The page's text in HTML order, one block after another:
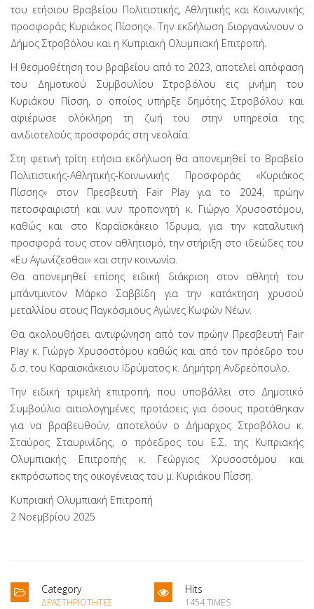
του ετήσιου Βραβείου Πολιτιστικής, Αθλητικής και Κοινωνικής
προσφοράς Κυριάκος Πίσσης». Την εκδήλωση διοργανώνουν ο
Δήμος Στροβόλου και η Κυπριακή Ολυμπιακή Επιτροπή.
Η θεσμοθέτηση του βραβείου από το 2023, αποτελεί απόφαση
του Δημοτικού Συμβουλίου Στροβόλου εις μνήμη του
Κυριάκου Πίσση, ο οποίος υπήρξε δημότης Στροβόλου και
αφιέρωσε ολόκληρη τη ζωή του στην υπηρεσία της
ανιδιοτελούς προσφοράς στη νεολαία.
Στη φετινή τρίτη ετήσια εκδήλωση θα απονεμηθεί το Βραβείο
Πολιτιστικής-Αθλητικής-Κοινωνικής Προσφοράς «Κυριάκος
Πίσσης» στον Πρεσβευτή Fair Play για το 2024, πρώην
πετοσφαιριστή και νυν προπονητή κ. Γιώργο Χρυσοστόμου,
καθώς και στο Καραϊσκάκειο Ίδρυμα, για την καταλυτική
προσφορά τους στον αθλητισμό, την στήριξη στο ιδεώδες του
«Ευ Αγωνίζεσθαι» και στην κοινωνία.
Θα απονεμηθεί επίσης ειδική διάκριση στον αθλητή του
μπάντμιντον Μάρκο Σαββίδη για την κατάκτηση χρυσού
μεταλλίου στους Παγκόσμιους Αγώνες Κωφών Νέων.
Θα ακολουθήσει αντιφώνηση από τον πρώην Πρεσβευτή Fair
Play κ. Γιώργο Χρυσοστόμου καθώς και από τον πρόεδρο του
δ.σ. του Καραϊσκάκειου Ιδρύματος κ. Δημήτρη Ανδρεόπουλο.
Την ειδική τριμελή επιτροπή, που υποβάλλει στο Δημοτικό
Συμβούλιο αιτιολογημένες προτάσεις για όσους προτάθηκαν
για να βραβευθούν, αποτελούν ο Δήμαρχος Στροβόλου κ.
Σταύρος Σταυρινίδης, ο πρόεδρος του Ε.Σ. της Κυπριακής
Ολυμπιακής Επιτροπής κ. Γεώργιος Χρυσοστόμου και
εκπρόσωπος της οικογένειας του μ. Κυριάκου Πίσση.
Κυπριακή Ολυμπιακή Επιτροπή
2 Νοεμβρίου 2025
Category
ΔΡΑΣΤΗΡΙΌΤΗΤΕΣ
Hits
1454 TIMES